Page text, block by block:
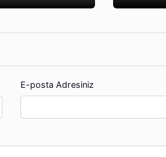
E-posta Adresiniz